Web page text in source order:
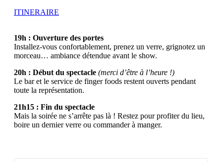
ITINERAIRE
19h : Ouverture des portes
Installez-vous confortablement, prenez un verre, grignotez un
morceau… ambiance détendue avant le show.
20h : Début du spectacle (merci d’être à l’heure !)
Le bar et le service de finger foods restent ouverts pendant
toute la représentation.
21h15 : Fin du spectacle
Mais la soirée ne s’arrête pas là ! Restez pour profiter du lieu,
boire un dernier verre ou commander à manger.